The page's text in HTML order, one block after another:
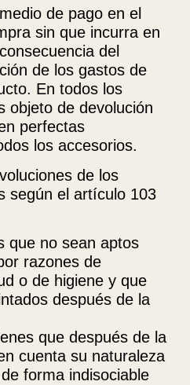
de pago en el
sin que incurra en
del
de los gastos de
En todos los
objeto de devolución
perfectas
los accesorios.
de los
según el artículo 103
que no sean aptos
razones de
o de higiene y que
después de la
que después de la
cuenta su naturaleza
forma indisociable